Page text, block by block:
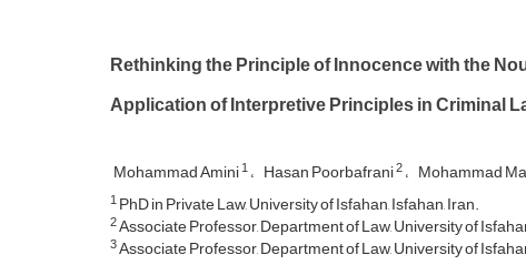
Rethinking the Principle of Innocence with the
Application of Interpretive Principles in Criminal
Mohammad Amini1 Hasan Poorbafrani2 Mohammad
1PhD in Private Law, University of Isfahan, Isfahan, Iran.
2Associate Professor, Department of Law, University of
3Associate Professor, Department of Law, University of